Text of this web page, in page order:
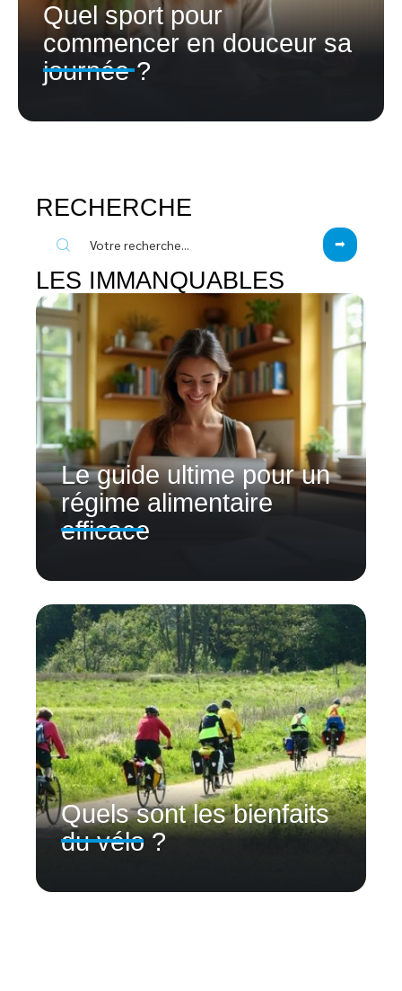
Quel sport pour
commencer en douceur sa
journée ?
RECHERCHE
LES IMMANQUABLES
Le guide ultime pour un
régime alimentaire
efficace
Quels sont les bienfaits
du vélo ?